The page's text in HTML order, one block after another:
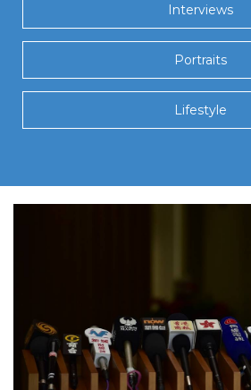
Interviews
Portraits
Lifestyle